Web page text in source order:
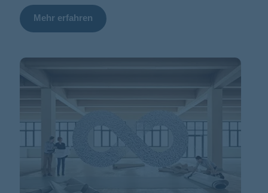
Mehr erfahren